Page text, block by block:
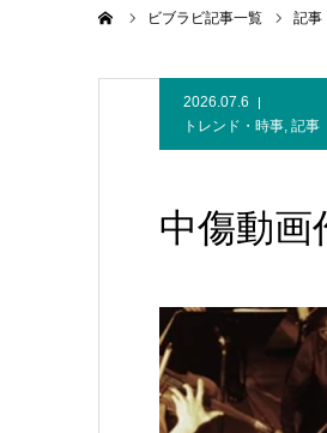
ビブラビ記事一覧 記事
2026.07.6
トレンド・時事, 記事
中傷動画